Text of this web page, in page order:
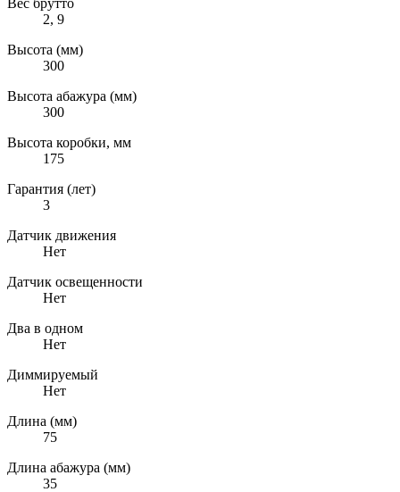
2, 9
Высота (мм)
300
Высота абажура (мм)
300
Высота коробки, мм
175
Гарантия (лет)
3
Датчик движения
Нет
Датчик освещенности
Нет
Два в одном
Нет
Диммируемый
Нет
Длина (мм)
75
Длина абажура (мм)
35